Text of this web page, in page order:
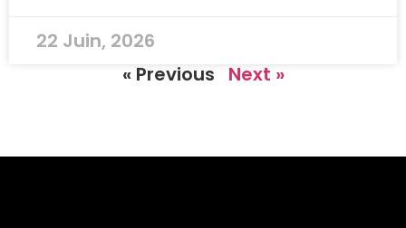
22 Juin, 2026
« Previous
Next »